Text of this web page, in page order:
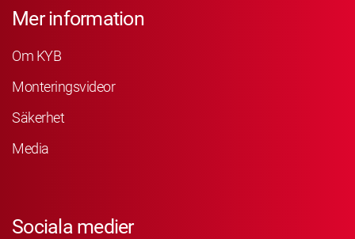
Mer information
Om KYB
Monteringsvideor
Säkerhet
Media
Sociala medier